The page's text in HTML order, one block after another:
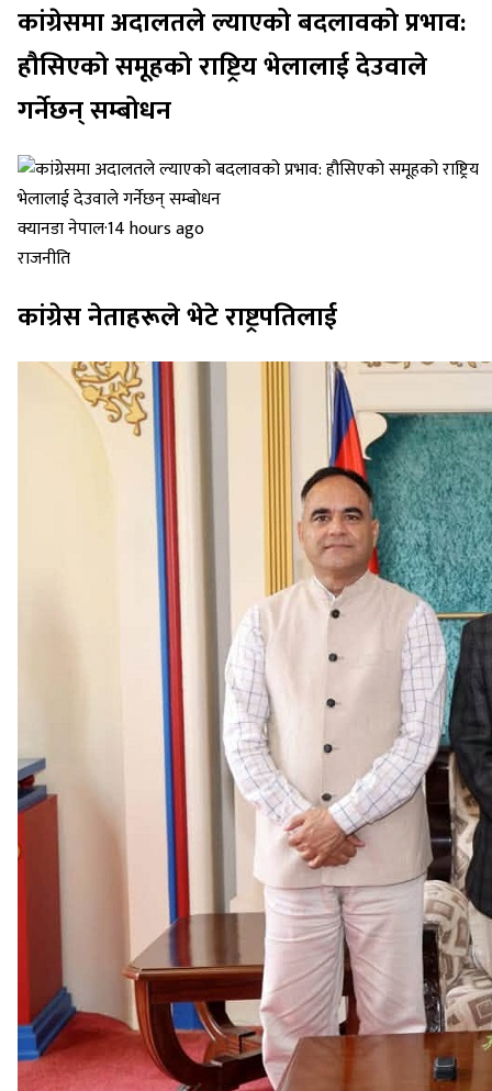
कांग्रेसमा अदालतले ल्याएको बदलावको प्रभाव:
हौसिएको समूहको राष्ट्रिय भेलालाई देउवाले
गर्नेछन् सम्बोधन
क्यानडा नेपाल·14 hours ago
राजनीति
कांग्रेस नेताहरूले भेटे राष्ट्रपतिलाई